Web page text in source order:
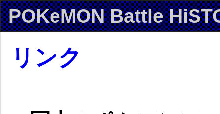
POKeMON Battle
リンク